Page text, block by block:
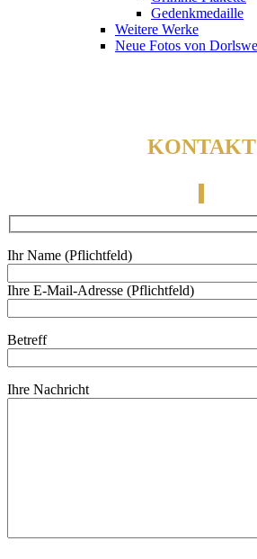
Gedenkmedaille
Weitere Werke
Neue Fotos von
KONTAKT
Ihr Name (Pflichtfeld)
Ihre E-Mail-Adresse (Pflichtfeld)
Betreff
Ihre Nachricht